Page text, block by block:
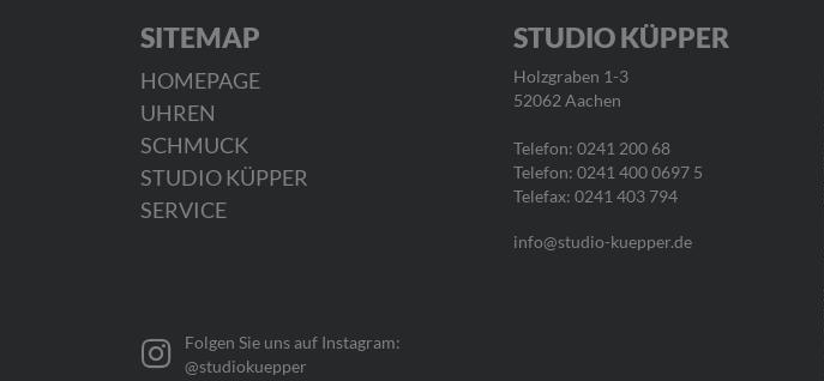
SITEMAP
HOMEPAGE
UHREN
SCHMUCK
STUDIO KÜPPER
SERVICE
STUDIO KÜPPER
Holzgraben 1-3
52062 Aachen
Telefon: 0241 200 68
Telefon: 0241 400 0697 5
Telefax: 0241 403 794
info@studio-kuepper.de
Folgen Sie uns auf Instagram:
@studiokuepper